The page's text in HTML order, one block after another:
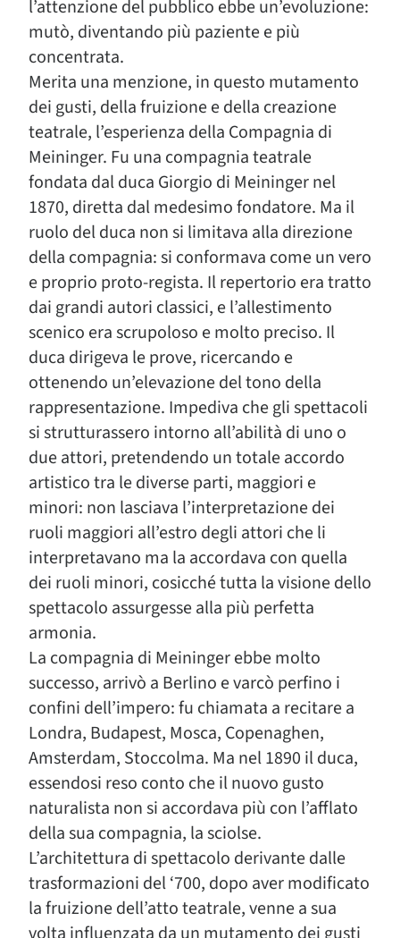
l’attenzione del pubblico ebbe un’evoluzione:
mutò, diventando più paziente e più
concentrata.
Merita una menzione, in questo mutamento
dei gusti, della fruizione e della creazione
teatrale, l’esperienza della Compagnia di
Meininger. Fu una compagnia teatrale
fondata dal duca Giorgio di Meininger nel
1870, diretta dal medesimo fondatore. Ma il
ruolo del duca non si limitava alla direzione
della compagnia: si conformava come un vero
e proprio proto-regista. Il repertorio era tratto
dai grandi autori classici, e l’allestimento
scenico era scrupoloso e molto preciso. Il
duca dirigeva le prove, ricercando e
ottenendo un’elevazione del tono della
rappresentazione. Impediva che gli spettacoli
si strutturassero intorno all’abilità di uno o
due attori, pretendendo un totale accordo
artistico tra le diverse parti, maggiori e
minori: non lasciava l’interpretazione dei
ruoli maggiori all’estro degli attori che li
interpretavano ma la accordava con quella
dei ruoli minori, cosicché tutta la visione dello
spettacolo assurgesse alla più perfetta
armonia.
La compagnia di Meininger ebbe molto
successo, arrivò a Berlino e varcò perfino i
confini dell’impero: fu chiamata a recitare a
Londra, Budapest, Mosca, Copenaghen,
Amsterdam, Stoccolma. Ma nel 1890 il duca,
essendosi reso conto che il nuovo gusto
naturalista non si accordava più con l’afflato
della sua compagnia, la sciolse.
L’architettura di spettacolo derivante dalle
trasformazioni del ‘700, dopo aver modificato
la fruizione dell’atto teatrale, venne a sua